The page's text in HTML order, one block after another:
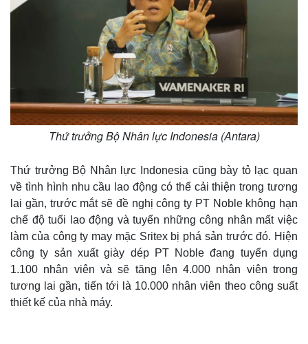
Thứ trưởng Bộ Nhân lực Indonesia (Antara)
Thứ trưởng Bộ Nhân lực Indonesia cũng bày tỏ lạc quan
về tình hình nhu cầu lao động có thể cải thiện trong tương
lai gần, trước mắt sẽ đề nghị công ty PT Noble không hạn
chế độ tuổi lao động và tuyển những công nhân mất việc
làm của công ty may mặc Sritex bị phá sản trước đó. Hiện
công ty sản xuất giày dép PT Noble đang tuyển dụng
1.100 nhân viên và sẽ tăng lên 4.000 nhân viên trong
tương lai gần, tiến tới là 10.000 nhân viên theo công suất
thiết kế của nhà máy.